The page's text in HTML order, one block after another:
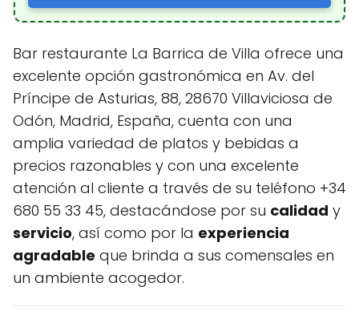
Bar restaurante La Barrica de Villa ofrece una
excelente opción gastronómica en Av. del
Príncipe de Asturias, 88, 28670 Villaviciosa de
Odón, Madrid, España, cuenta con una
amplia variedad de platos y bebidas a
precios razonables y con una excelente
atención al cliente a través de su teléfono +34
680 55 33 45, destacándose por su calidad y
servicio, así como por la experiencia
agradable que brinda a sus comensales en
un ambiente acogedor.